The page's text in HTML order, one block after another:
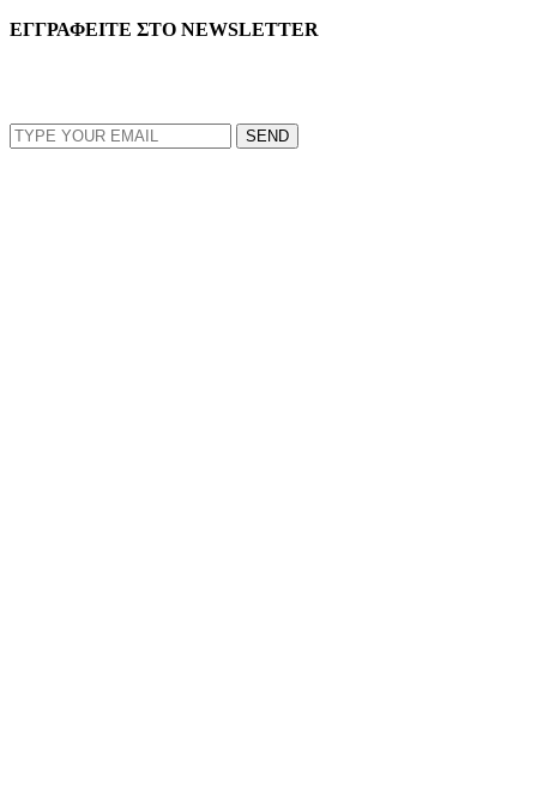
ΕΓΓΡΑΦΕΙΤΕ ΣΤΟ NEWSLETTER